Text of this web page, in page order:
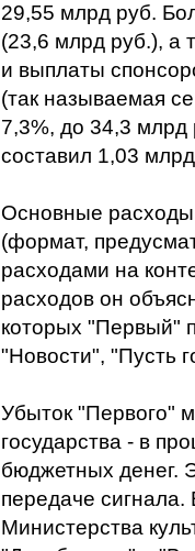
29,55 млрд руб.
(23,6 млрд руб.), а
и выплаты
(так называемая
7,3%, до 34,3 млрд
составил 1,03
Основные расходы
(формат,
расходами на
расходов он
которых "Первый"
"Новости", "Пусть
Убыток "Первого"
государства - в
бюджетных денег.
передаче
Министерства